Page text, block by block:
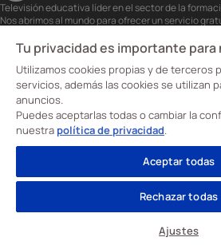
Televisión educativa líder en el sector de la
Nos abrimos al mundo para ofrecer un servicio
eventos, masterclass y recursos para
Utiliza esta plataforma para tu formación ya seas
para conseguir o mejorar tu empleo.
Te invitamos a conocer nuestro contenido a la
quieras.
Davante Play. #FormaciónEnAbierto
Oposiciones
Formación profesional
Sobre nosotros
Política de cookies
Tu privacidad es importante
Utilizamos cookies propias y de terceros
servicios, además las cookies se utilizan
anuncios.
Puedes aceptarlas todas o cambiar la
nuestra política de privacidad.
Aceptar todas
Rechazar todas
Ajustes